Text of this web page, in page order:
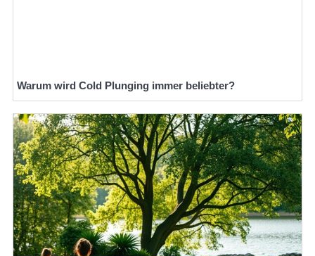
Warum wird Cold Plunging immer beliebter?